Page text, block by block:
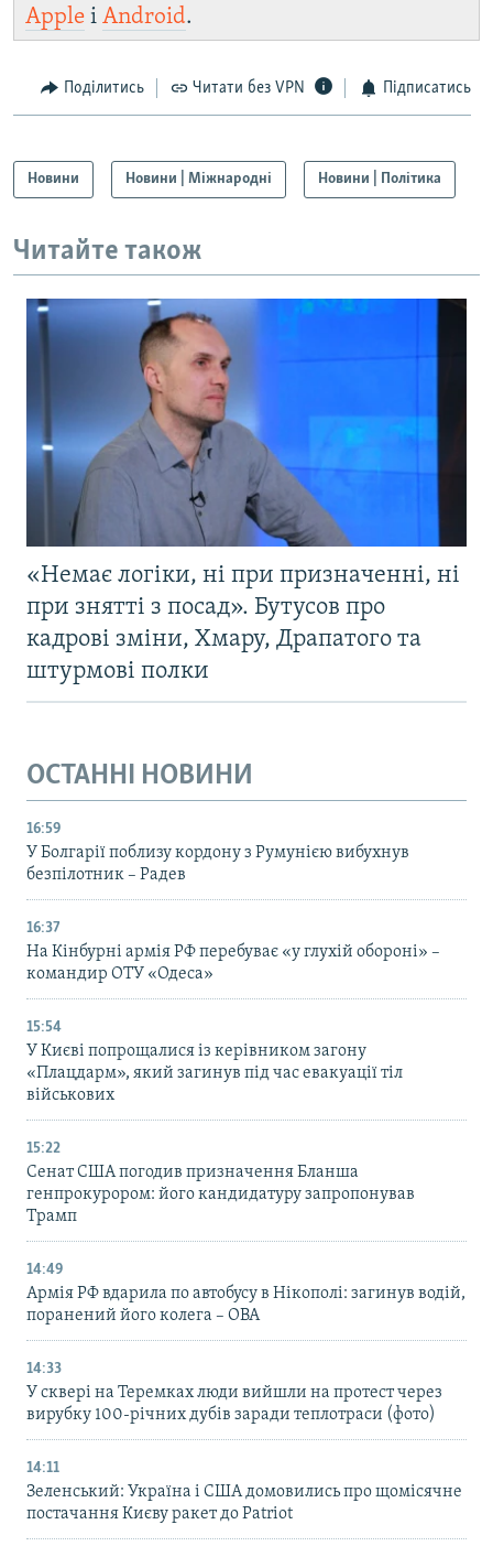
Apple і Android.
Поділитись Читати без VPN Підписатись
Новини Новини | Міжнародні Новини | Політика
Читайте також
«Немає логіки, ні при призначенні, ні
при знятті з посад». Бутусов про
кадрові зміни, Хмару, Драпатого та
штурмові полки
ОСТАННІ НОВИНИ
16:59
У Болгарії поблизу кордону з Румунією вибухнув
безпілотник – Радев
16:37
На Кінбурні армія РФ перебуває «у глухій обороні» –
командир ОТУ «Одеса»
15:54
У Києві попрощалися із керівником загону
«Плацдарм», який загинув під час евакуації тіл
військових
15:22
Сенат США погодив призначення Бланша
генпрокурором: його кандидатуру запропонував
Трамп
14:49
Армія РФ вдарила по автобусу в Нікополі: загинув водій,
поранений його колега – ОВА
14:33
У сквері на Теремках люди вийшли на протест через
вирубку 100-річних дубів заради теплотраси (фото)
14:11
Зеленський: Україна і США домовились про щомісячне
постачання Києву ракет до Patriot